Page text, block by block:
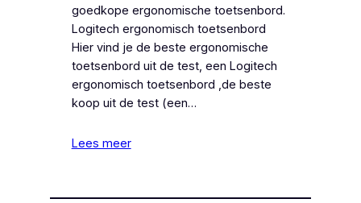
goedkope ergonomische toetsenbord.
Logitech ergonomisch toetsenbord
Hier vind je de beste ergonomische
toetsenbord uit de test, een Logitech
ergonomisch toetsenbord ,de beste
koop uit de test (een…
Lees meer